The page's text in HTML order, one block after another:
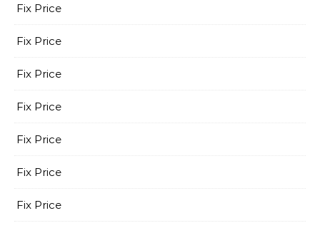
Fix Price
Fix Price
Fix Price
Fix Price
Fix Price
Fix Price
Fix Price